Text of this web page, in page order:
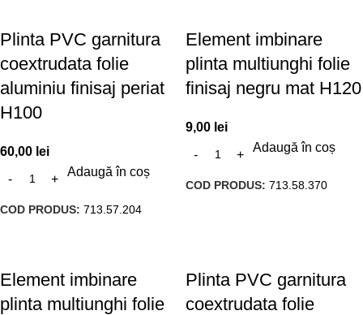
Plinta PVC garnitura
coextrudata folie
aluminiu finisaj periat
H100
60,00 lei
Adaugă în coș
COD PRODUS: 713.57.204
Element imbinare
plinta multiunghi folie
finisaj negru mat H120
9,00 lei
Adaugă în coș
COD PRODUS: 713.58.370
Element imbinare
plinta multiunghi folie
Plinta PVC garnitura
coextrudata folie